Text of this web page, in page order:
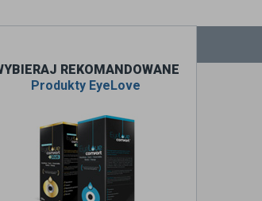
REKOMANDOWANE
Produkty EyeLove